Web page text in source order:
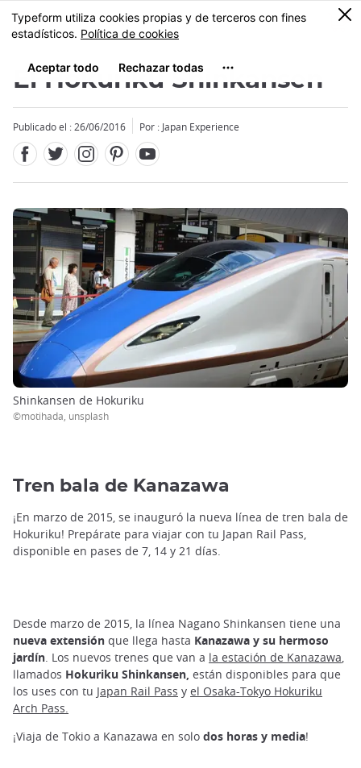
Tamaño
MENU
0
El Hokuriku Shinkansen
Publicado el : 26/06/2016 Por : Japan Experience
Shinkansen de Hokuriku
©motihada, unsplash
Tren bala de Kanazawa
¡En marzo de 2015, se inauguró la nueva línea de tren bala de
Hokuriku! Prepárate para viajar con tu Japan Rail Pass,
disponible en pases de 7, 14 y 21 días.
Desde marzo de 2015, la línea Nagano Shinkansen tiene una
nueva extensión que llega hasta Kanazawa y su hermoso
jardín. Los nuevos trenes que van a la estación de Kanazawa,
llamados Hokuriku Shinkansen, están disponibles para que
los uses con tu Japan Rail Pass y el Osaka-Tokyo Hokuriku
Arch Pass.
¡Viaja de Tokio a Kanazawa en solo dos horas y media!
Close